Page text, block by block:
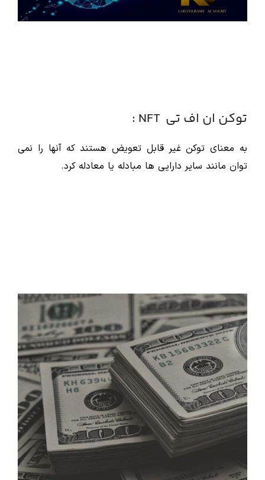
توکن ان اف تی NFT :
به معنای توکن غیر قابل تعویض هستند که آنها را نمی
توان مانند سایر دارایی ها مبادله یا معادله کرد.